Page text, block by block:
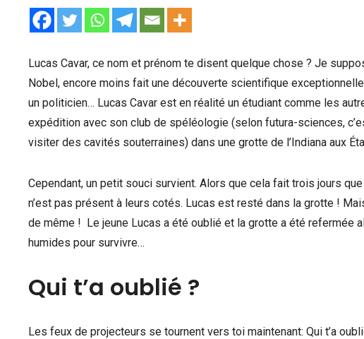
Lucas Cavar, ce nom et prénom te disent quelque chose ? Je
Nobel, encore moins fait une découverte scientifique
un politicien… Lucas Cavar est en réalité un étudiant comme les
expédition avec son club de spéléologie (selon futura-sciences,
visiter des cavités souterraines) dans une grotte de l’Indiana aux
Cependant, un petit souci survient. Alors que cela fait trois jours
n’est pas présent à leurs cotés. Lucas est resté dans la grotte !
de même ! Le jeune Lucas a été oublié et la grotte a été refermée
humides pour survivre…
Qui t’a oublié ?
Les feux de projecteurs se tournent vers toi maintenant: Qui t’a